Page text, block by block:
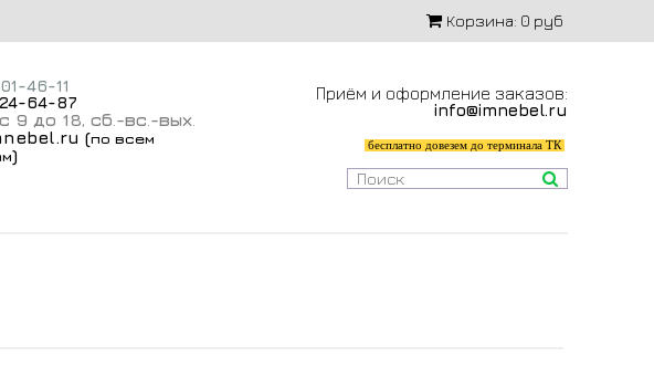
Корзина: 0 руб
46-11
64-87
с 9 до 18, сб -вс -вых
(по всем
)
Приём и оформление заказов:
info@imnebel.ru
бесплатно довезем до терминала ТК